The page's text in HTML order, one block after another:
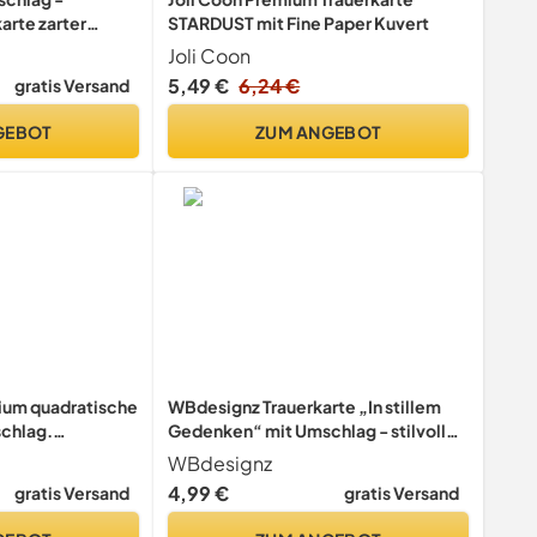
zarter
Beileid
gratis Versand
STARDUST mit Fine Paper Kuvert
Joli Coon
5,49 € 6,24 €
ZUM ANGEBOT
quadratische
stiller Trauer
Beileid Vögel
gratis Versand
WBdesignz Trauerkarte „In stillem
Gedenken“ mit Umschlag - stilvolle
Kondolenzkarte mit zarter Blüte –
Trauerkarte - Beerdigung
Anteilnahme Beileid Trauer -
WBdesignz
4,99 €
gratis Versand